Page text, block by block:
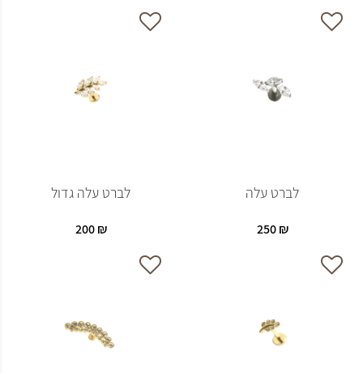
לברט עלה
250₪
לברט עלה גדול
200₪